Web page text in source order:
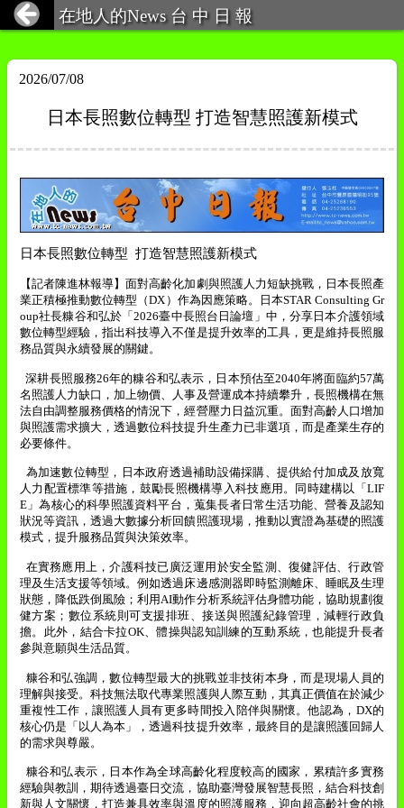
在地人的News 台 中 日 報
2026/07/08
日本長照數位轉型 打造智慧照護新模式
日本長照數位轉型 打造智慧照護新模式
【記者陳進林報導】面對高齡化加劇與照護人力短缺挑戰，日本長照產
業正積極推動數位轉型（DX ）作為因應策略。日本STAR Consulting Gr
oup社長糠谷和弘於「2026臺中長照台日論壇」中，分享日本介護領域
數位轉型經驗，指出科技導入不僅是提升效率的工具，更是維持長照服
務品質與永續發展的關鍵。
深耕長照服務26年的糠谷和弘表示，日本預估至2040年將面臨約57萬
名照護人力缺口，加上物價、人事及營運成本持續攀升，長照機構在無
法自由調整服務價格的情況下，經營壓力日益沉重。面對高齡人口增加
與照護需求擴大，透過數位科技提升生產力已非選項，而是產業生存的
必要條件。
為加速數位轉型，日本政府透過補助設備採購、提供給付加成及放寬
人力配置標準等措施，鼓勵長照機構導入科技應用。同時建構以「 LIF
E 」為核心的科學照護資料平台，蒐集長者日常生活功能、營養及認知
狀況等資訊，透過大數據分析回饋照護現場，推動以實證為基礎的照護
模式，提升服務品質與決策效率。
在實務應用上，介護科技已廣泛運用於安全監測、復健評估、行政管
理及生活支援等領域。例如透過床邊感測器即時監測離床、睡眠及生理
狀態，降低跌倒風險；利用 AI動作分析系統評估身體功能，協助規劃復
健方案；數位系統則可支援排班、接送與照護紀錄管理，減輕行政負
擔。此外，結合卡拉OK、體操與認知訓練的互動系統，也能提升長者
參與意願與生活品質。
糠谷和弘強調，數位轉型最大的挑戰並非技術本身，而是現場人員的
理解與接受。科技無法取代專業照護與人際互動，其真正價值在於減少
重複性工作，讓照護人員有更多時間投入陪伴與關懷。他認為， DX的
核心仍是「以人為本」，透過科技提升效率，最終目的是讓照護回歸人
的需求與尊嚴。
糠谷和弘表示，日本作為全球高齡化程度較高的國家，累積許多實務
經驗與教訓，期待透過臺日交流，協助臺灣發展智慧長照，結合科技創
新與人文關懷，打造兼具效率與溫度的照護服務，迎向超高齡社會的挑